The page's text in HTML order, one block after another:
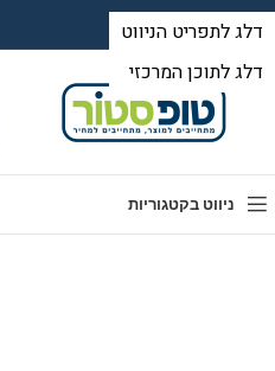
ניווט בקטגוריות